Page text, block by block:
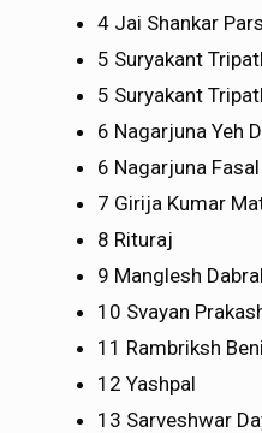
4 Jai Shankar
5 Suryakant
5 Suryakant
6 Nagarjuna Yeh
6 Nagarjuna
7 Girija Kumar
8 Rituraj
9 Manglesh Dabral
10 Svayan
11 Rambriksh
12 Yashpal
13 Sarveshwar